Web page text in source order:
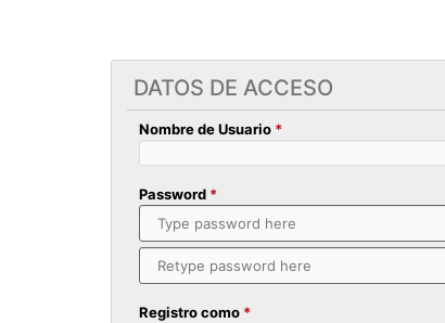
DATOS DE ACCESO
Nombre de Usuario *
Password *
Registro como *